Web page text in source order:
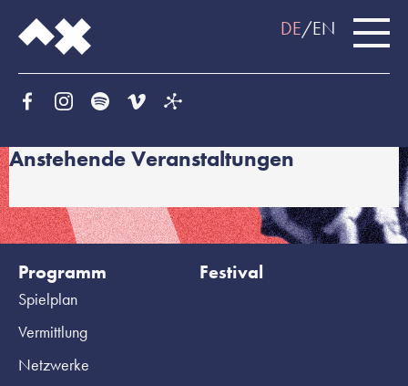
DE EN
Anstehende Veranstaltungen
Programm
Spielplan
Vermittlung
Netzwerke
Festival